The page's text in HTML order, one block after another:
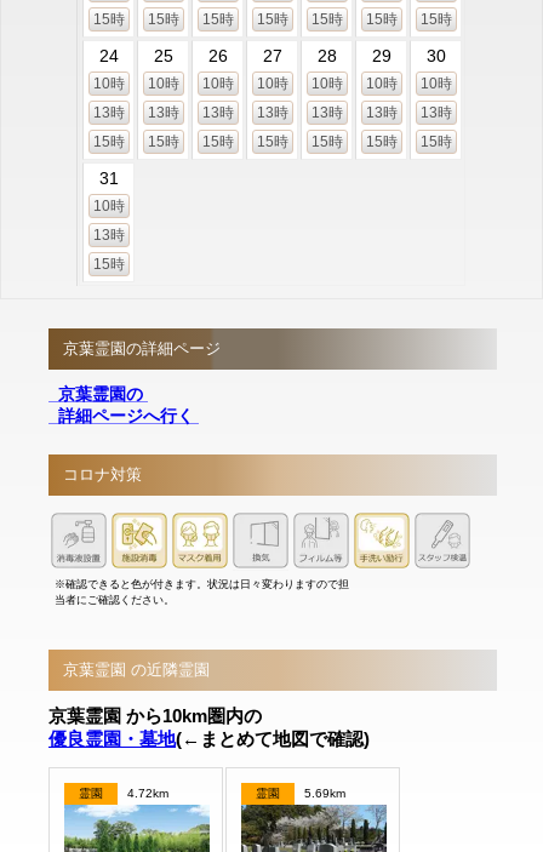
15時
15時
15時
15時
15時
15時
15時
24
10時
13時
15時
25
10時
13時
15時
26
10時
13時
15時
27
10時
13時
15時
28
10時
13時
15時
29
10時
13時
15時
30
10時
13時
15時
31
10時
13時
15時
京葉霊園の詳細ページ
京葉霊園の
詳細ページへ行く
コロナ対策
※確認できると色が付きます。状況は日々変わりますので担
当者にご確認ください。
京葉霊園 の近隣霊園
京葉霊園 から10km圏内の
優良霊園・墓地(←まとめて地図で確認)
霊園 4.72km 霊園 5.69km